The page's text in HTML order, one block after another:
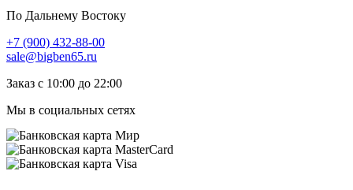
По Дальнему Востоку
+7 (900) 432-88-00
sale@bigben65.ru
Заказ с 10:00 до 22:00
Мы в социальных сетях